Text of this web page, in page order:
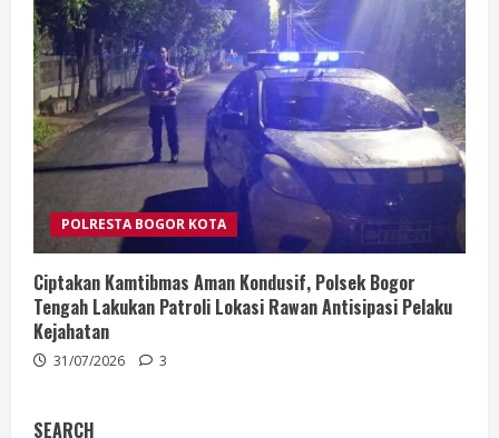
POLRESTA BOGOR KOTA
Ciptakan Kamtibmas Aman Kondusif, Polsek Bogor
Tengah Lakukan Patroli Lokasi Rawan Antisipasi Pelaku
Kejahatan
31/07/2026 3
SEARCH